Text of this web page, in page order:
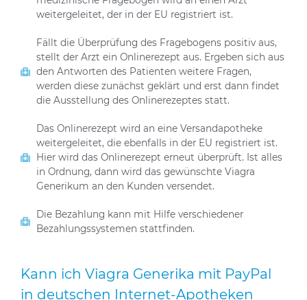
weitergeleitet, der in der EU registriert ist.
Fällt die Überprüfung des Fragebogens positiv aus,
stellt der Arzt ein Onlinerezept aus. Ergeben sich aus
den Antworten des Patienten weitere Fragen,
werden diese zunächst geklärt und erst dann findet
die Ausstellung des Onlinerezeptes statt.
Das Onlinerezept wird an eine Versandapotheke
weitergeleitet, die ebenfalls in der EU registriert ist.
Hier wird das Onlinerezept erneut überprüft. Ist alles
in Ordnung, dann wird das gewünschte Viagra
Generikum an den Kunden versendet.
Die Bezahlung kann mit Hilfe verschiedener
Bezahlungssystemen stattfinden.
Kann ich Viagra Generika mit PayPal
in deutschen Internet-Apotheken